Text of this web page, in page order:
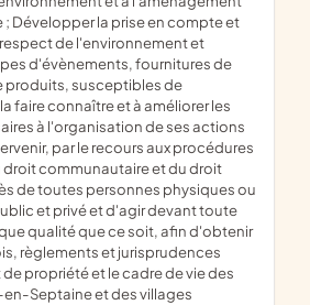
; Développer la prise en compte et
de l'environnement et
d'évènements, fournitures de
produits, susceptibles de
faire connaître et à améliorer les
à l'organisation de ses actions
par le recours aux procédures
communautaire et du droit
de toutes personnes physiques ou
et privé et d'agir devant toute
qualité que ce soit, afin d'obtenir
règlements et jurisprudences
propriété et le cadre de vie des
Septaine et des villages